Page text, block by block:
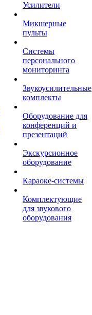
Усилители
Микшерные
пульты
Системы
персонального
мониторинга
Звукоусилительные
комплекты
Оборудование для
конференций и
презентаций
Экскурсионное
оборудование
Караоке-системы
Комплектующие
для звукового
оборудования